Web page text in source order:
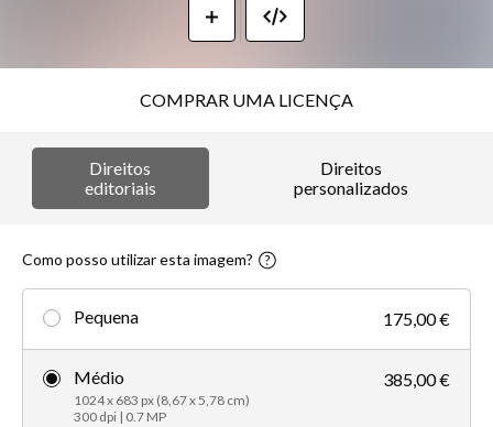
COMPRAR UMA LICENÇA
Direitos
editoriais
Direitos
personalizados
Como posso utilizar esta imagem?
Pequena 175,00 €
Médio
1024 x 683 px (8,67 x 5,78 cm)
300 dpi | 0.7 MP
385,00 €